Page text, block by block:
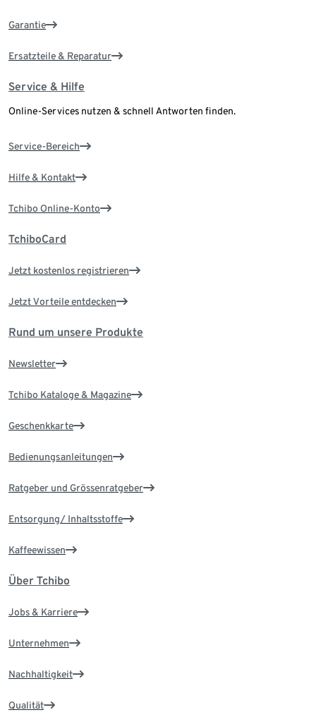
Garantie
Ersatzteile & Reparatur
Service & Hilfe
Online-Services nutzen & schnell Antworten finden.
Service-Bereich
Hilfe & Kontakt
Tchibo Online-Konto
TchiboCard
Jetzt kostenlos registrieren
Jetzt Vorteile entdecken
Rund um unsere Produkte
Newsletter
Tchibo Kataloge & Magazine
Geschenkkarte
Bedienungsanleitungen
Ratgeber und Grössenratgeber
Entsorgung/ Inhaltsstoffe
Kaffeewissen
Über Tchibo
Jobs & Karriere
Unternehmen
Nachhaltigkeit
Qualität